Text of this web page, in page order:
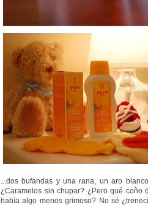
...dos bufandas y una rana, un aro
¿Caramelos sin chupar? ¿Pero qué coño
había algo menos grimoso? No sé